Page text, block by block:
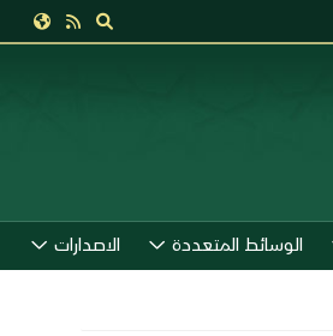
الوسائط المتعددة الاصدارات